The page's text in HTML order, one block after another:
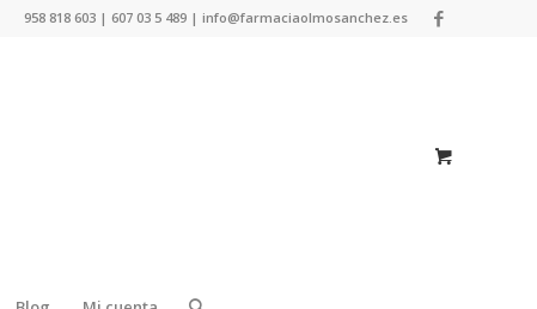
958 818 603 | 607 03 5 489 | info@farmaciaolmosanchez.es